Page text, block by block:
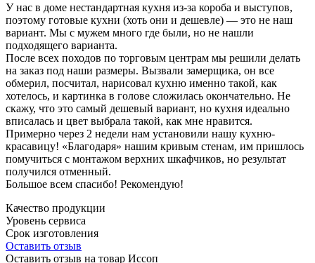
У нас в доме нестандартная кухня из-за короба и выступов,
поэтому готовые кухни (хоть они и дешевле) — это не наш
вариант. Мы с мужем много где были, но не нашли
подходящего варианта.
После всех походов по торговым центрам мы решили делать
на заказ под наши размеры. Вызвали замерщика, он все
обмерил, посчитал, нарисовал кухню именно такой, как
хотелось, и картинка в голове сложилась окончательно. Не
скажу, что это самый дешевый вариант, но кухня идеально
вписалась и цвет выбрала такой, как мне нравится.
Примерно через 2 недели нам установили нашу кухню-
красавицу! «Благодаря» нашим кривым стенам, им пришлось
помучиться с монтажом верхних шкафчиков, но результат
получился отменный.
Большое всем спасибо! Рекомендую!
Качество продукции
Уровень сервиса
Срок изготовления
Оставить отзыв
Оставить отзыв на товар Иссоп